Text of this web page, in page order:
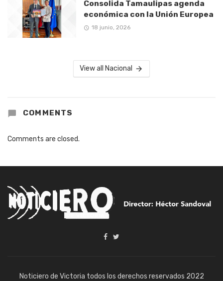
Consolida Tamaulipas agenda
económica con la Unión Europea
18 junio, 2026
View all Nacional
COMMENTS
Comments are closed.
Noticiero de Victoria todos los derechos reservados 2022